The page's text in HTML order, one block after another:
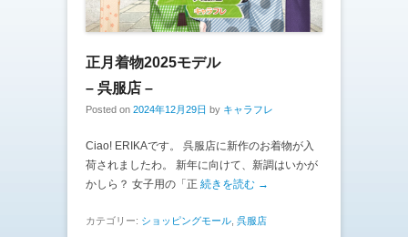
正月着物2025モデル
– 呉服店 –
Posted on 2024年12月29日 by キャラフレ
Ciao! ERIKAです。 呉服店に新作のお着物が入
荷されましたわ。 新年に向けて、新調はいかが
かしら？ 女子用の「正 続きを読む →
カテゴリー: ショッピングモール, 呉服店